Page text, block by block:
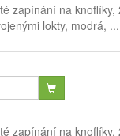
zapínání na knoflíky,
lokty, modrá, ...
zapínání na knoflíky,